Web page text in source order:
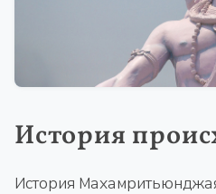
История
История